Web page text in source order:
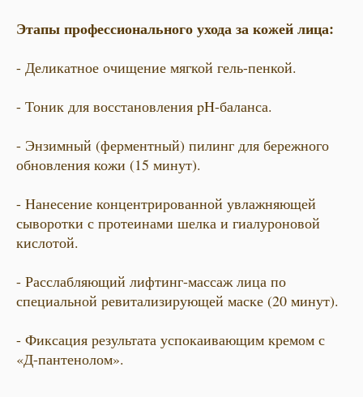
Этапы профессионального ухода за кожей лица:
- Деликатное очищение мягкой гель-пенкой.
- Тоник для восстановления pH-баланса.
- Энзимный (ферментный) пилинг для бережного
обновления кожи (15 минут).
- Нанесение концентрированной увлажняющей
сыворотки с протеинами шелка и гиалуроновой
кислотой.
- Расслабляющий лифтинг-массаж лица по
специальной ревитализирующей маске (20 минут).
- Фиксация результата успокаивающим кремом с
«Д-пантенолом».